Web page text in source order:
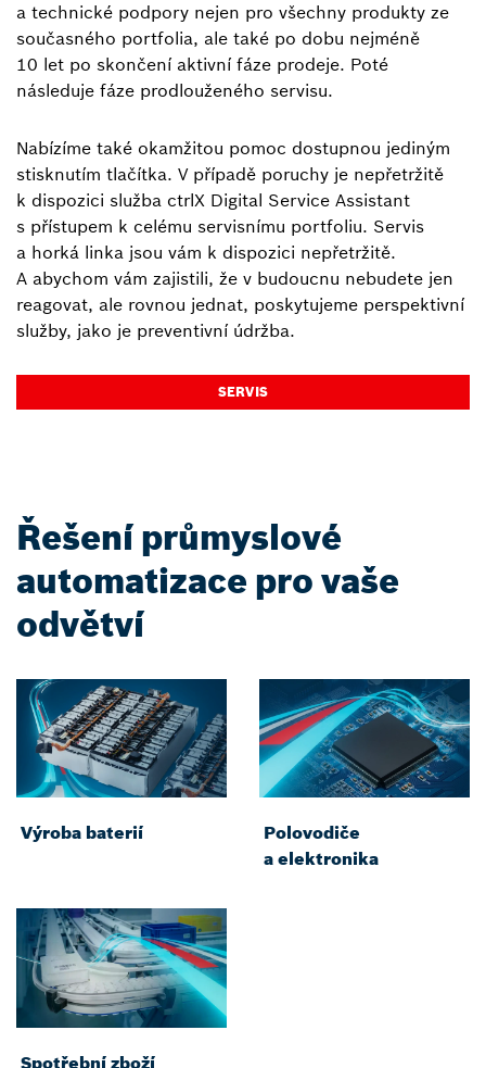
a technické podpory nejen pro všechny produkty ze
současného portfolia, ale také po dobu nejméně
10 let po skončení aktivní fáze prodeje. Poté
následuje fáze prodlouženého servisu.
Nabízíme také okamžitou pomoc dostupnou jediným
stisknutím tlačítka. V případě poruchy je nepřetržitě
k dispozici služba ctrlX Digital Service Assistant
s přístupem k celému servisnímu portfoliu. Servis
a horká linka jsou vám k dispozici nepřetržitě.
A abychom vám zajistili, že v budoucnu nebudete jen
reagovat, ale rovnou jednat, poskytujeme perspektivní
služby, jako je preventivní údržba.
SERVIS
Řešení průmyslové
automatizace pro vaše
odvětví
Výroba baterií
Polovodiče
a elektronika
Spotřební zboží